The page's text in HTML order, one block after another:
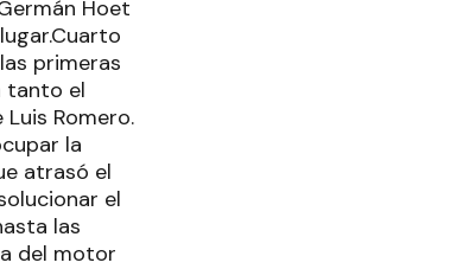
Hoet
primeras
tanto el
Romero.
la
atrasó el
el
las
del motor